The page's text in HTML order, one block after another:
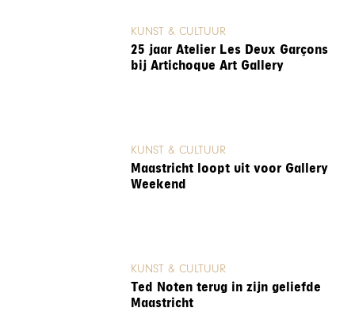
KUNST & CULTUUR
25 jaar Atelier Les Deux Garçons
bij Artichoque Art Gallery
KUNST & CULTUUR
Maastricht loopt uit voor Gallery
Weekend
KUNST & CULTUUR
Ted Noten terug in zijn geliefde
Maastricht